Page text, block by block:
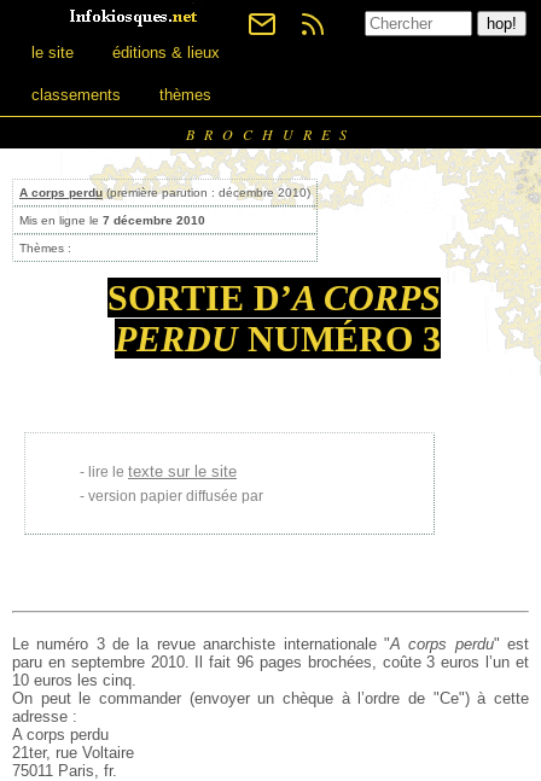
le site éditions & lieux
classements thèmes
BROCHURES
A corps perdu (première parution : décembre 2010)
Mis en ligne le 7 décembre 2010
Thèmes :
SORTIE D’A CORPS
PERDUNUMÉRO 3
lire le texte sur le site
version papier diffusée par
Le numéro 3 de la revue anarchiste internationale "A corps perdu" est
paru en septembre 2010. Il fait 96 pages brochées, coûte 3 euros l’un et
10 euros les cinq.
On peut le commander (envoyer un chèque à l’ordre de "Ce") à cette
adresse :
A corps perdu
21ter, rue Voltaire
75011 Paris, fr.